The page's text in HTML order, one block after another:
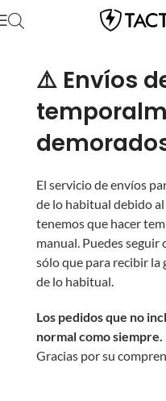
⚠️ Envíos
El servicio de envíos
de lo habitual debido
tenemos que hacer
manual. Puedes
sólo que para recibir la
de lo habitual.
Los pedidos que no
normal como siempre.
Gracias por su